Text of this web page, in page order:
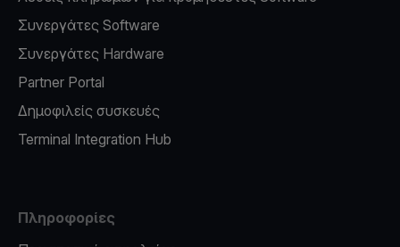
Συνεργάτες Software
Συνεργάτες Hardware
Partner Portal
Δημοφιλείς συσκευές
Terminal Integration Hub
Πληροφορίες